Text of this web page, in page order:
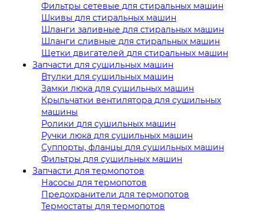
Фильтры сетевые для стиральных машин
Шкивы для стиральных машин
Шланги заливные для стиральных машин
Шланги сливные для стиральных машин
Щетки двигателей для стиральных машин
Запчасти для сушильных машин
Втулки для сушильных машин
Замки люка для сушильных машин
Крыльчатки вентилятора для сушильных
машины
Ролики для сушильных машин
Ручки люка для сушильных машин
Суппорты, фланцы для сушильных машин
Фильтры для сушильных машин
Запчасти для термопотов
Насосы для термопотов
Предохранители для термопотов
Термостаты для термопотов